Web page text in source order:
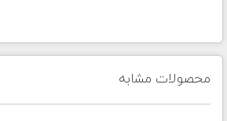
محصولات مشابه